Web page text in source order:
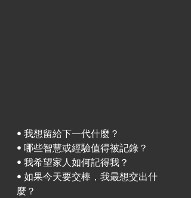
• 我想留給下一代什麼？
• 哪些智慧或經驗值得被記錄？
• 我希望家人如何記得我？
• 如果今天要交棒，我最想交出什
麼？